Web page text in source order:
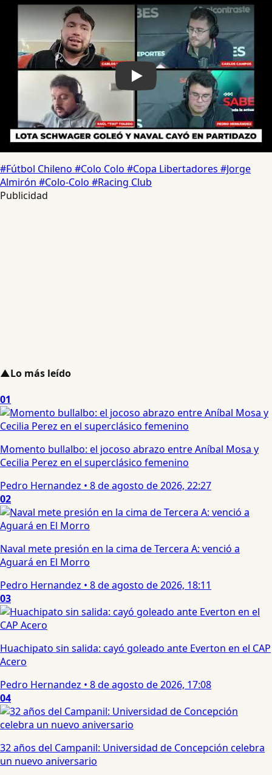
Play
#Fútbol Chileno #Colo Colo #Copa Libertadores #Jorge
Almirón #Colo-Colo #Racing Club
Publicidad
▲Lo más leído
01
Momento bullalbo: el jocoso abrazo entre Aníbal Mosa y
Cecilia Perez en el superclásico femenino
Pedro Hernandez • 8 de agosto de 2026, 22:27
02
Naval mete presión en la cima de Tercera A: venció a
Aguará en El Morro
Pedro Hernandez • 8 de agosto de 2026, 18:11
03
Huachipato sin salida: cayó goleado ante Everton en el CAP
Acero
Pedro Hernandez • 8 de agosto de 2026, 17:08
04
32 años del Campanil: Universidad de Concepción celebra
un nuevo aniversario